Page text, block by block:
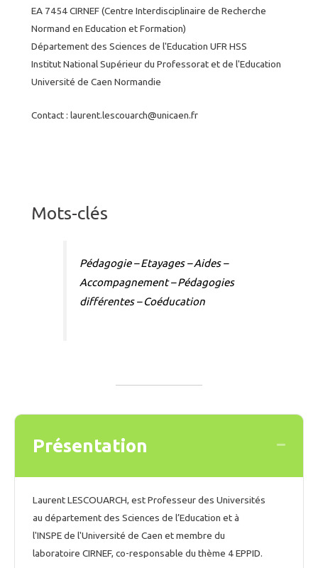
EA 7454 CIRNEF (Centre Interdisciplinaire de Recherche
Normand en Education et Formation)
Département des Sciences de l'Education UFR HSS
Institut National Supérieur du Professorat et de l'Education
Université de Caen Normandie
Contact : laurent.lescouarch@unicaen.fr
Mots-clés
Pédagogie – Etayages – Aides –
Accompagnement – Pédagogies
différentes – Coéducation
Présentation
Laurent LESCOUARCH, est Professeur des Universités
au département des Sciences de l’Education et à
l'INSPE de l'Université de Caen et membre du
laboratoire CIRNEF, co-responsable du thème 4 EPPID.